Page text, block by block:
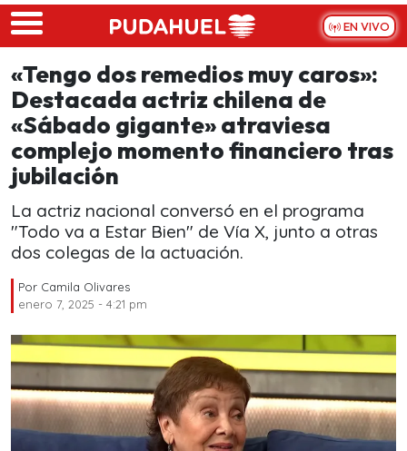
Skip to main content
EN VIVO
«Tengo dos remedios muy caros»:
Destacada actriz chilena de
«Sábado gigante» atraviesa
complejo momento financiero tras
jubilación
La actriz nacional conversó en el programa
"Todo va a Estar Bien" de Vía X, junto a otras
dos colegas de la actuación.
Por Camila Olivares
enero 7, 2025 - 4:21 pm